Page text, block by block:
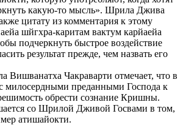
какую-то мысль». Шрила Джива
цитату из комментария к этому
шйгхра-каритам вактум карйаейа
подчеркнуть быстрое воздействие
результат прежде, чем назвать его
Вишванатха Чакраварти отмечает, что в
с милосердными преданными Господа к
обрести сознание Кришны.
со Шрилой Дживой Госвами в том,
атишайокти.